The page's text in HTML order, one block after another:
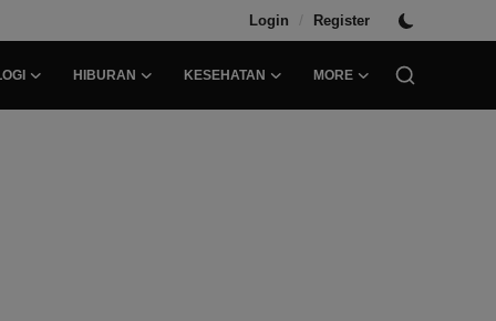
Login / Register
HIBURAN KESEHATAN MORE